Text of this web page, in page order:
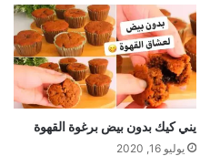
يني كيك بدون بيض برغوة القهوة
يوليو 16, 2020